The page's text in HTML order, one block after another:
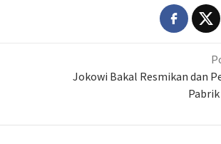
Jokowi Bakal Resmikan dan